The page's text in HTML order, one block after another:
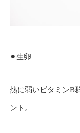
⚫︎生卵
熱に弱いビタミンB
ント。